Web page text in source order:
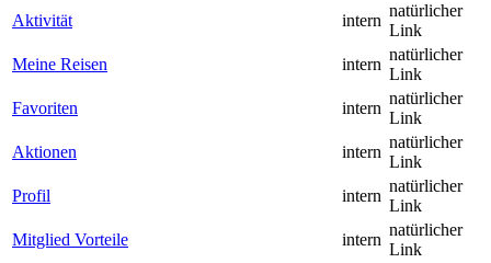
Aktivität
intern
natürlicher
Link
Meine Reisen
intern
natürlicher
Link
Favoriten
intern
natürlicher
Link
Aktionen
intern
natürlicher
Link
Profil
intern
natürlicher
Link
Mitglied Vorteile
intern
natürlicher
Link